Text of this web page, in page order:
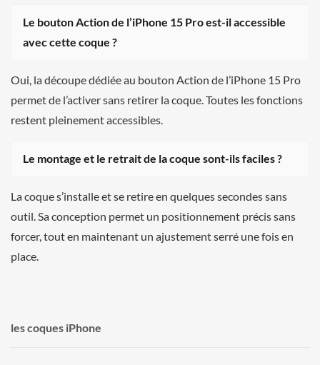
Le bouton Action de l’iPhone 15 Pro est-il accessible
avec cette coque ?
Oui, la découpe dédiée au bouton Action de l’iPhone 15 Pro
permet de l’activer sans retirer la coque. Toutes les fonctions
restent pleinement accessibles.
Le montage et le retrait de la coque sont-ils faciles ?
La coque s’installe et se retire en quelques secondes sans
outil. Sa conception permet un positionnement précis sans
forcer, tout en maintenant un ajustement serré une fois en
place.
les coques iPhone